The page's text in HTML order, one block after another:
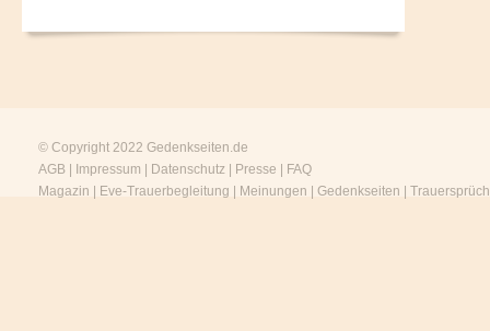
© Copyright 2022 Gedenkseiten.de
AGB
Impressum Datenschutz Presse
FAQ
Magazin
Eve-Trauerbegleitung Meinungen Gedenkseiten